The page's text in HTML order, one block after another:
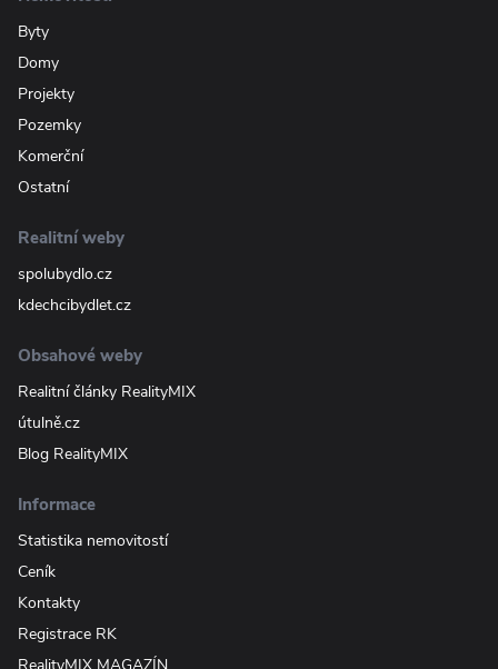
Byty
Domy
Projekty
Pozemky
Komerční
Ostatní
Realitní weby
spolubydlo.cz
kdechcibydlet.cz
Obsahové weby
Realitní články RealityMIX
útulně.cz
Blog RealityMIX
Informace
Statistika nemovitostí
Ceník
Kontakty
Registrace RK